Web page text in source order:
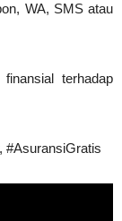
WA, SMS atau
terhadap
#AsuransiGratis